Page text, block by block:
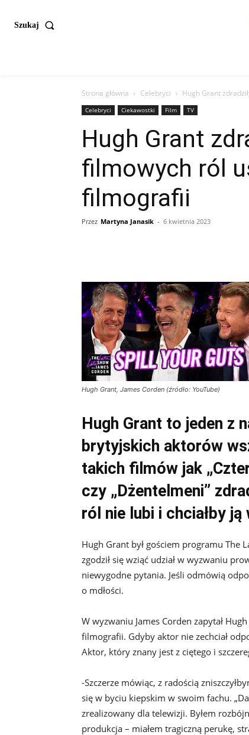
Szukaj
Strona główna Celebryci Hugh Grant
Celebryci Ciekawostki Film TV
Hugh Grant
filmowych ról
filmografii
Przez Martyna Janasik - 6 kwietnia 2023
Hugh Grant, James Corden (źródło: YouTube)
Hugh Grant to jeden z
brytyjskich aktorów
takich filmów jak
czy „Dżentelmeni”
ról nie lubi i chciałby ją
Hugh Grant był gościem programu The
zgodził się wziąć udział w wyzwaniu
niewygodne pytania. Jeśli odmówią
o mdłości.
W wyzwaniu James Corden zapytał
filmografii. Gdyby aktor nie zechciał
Aktor, który znany jest z ciętego i
-Szczerze mówiąc, z radością
się w byciu kiepskim w swoim fachu.
zrealizowany dla telewizji. Byłem
produkcja – miałem tragiczną perukę,